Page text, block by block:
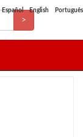
>
Español English Português